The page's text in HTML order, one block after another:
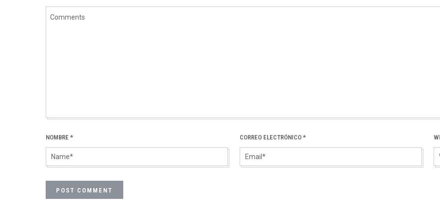
NOMBRE * CORREO ELECTRÓNICO *